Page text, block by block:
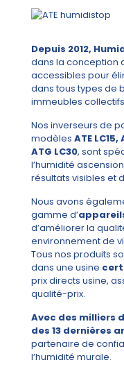
Depuis 2012,
dans la conception
accessibles pour
dans tous types de
immeubles
Nos inverseurs de
modèles ATE LC15,
ATG LC30, sont
l’humidité
résultats visibles et
Nous avons
gamme d’
d’améliorer la
environnement de
Tous nos produits
dans une usine
prix directs usine,
qualité-prix.
Avec des milliers
des 13 dernières
partenaire de
l’humidité murale.